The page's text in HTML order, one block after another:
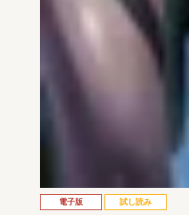
電子版 試し読み